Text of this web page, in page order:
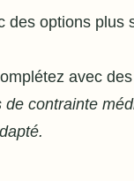
des options plus
avec
contrainte